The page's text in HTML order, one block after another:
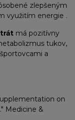
zlepšeným
využitím energie .
má pozitívny
tukov,
a
on
Medicine &